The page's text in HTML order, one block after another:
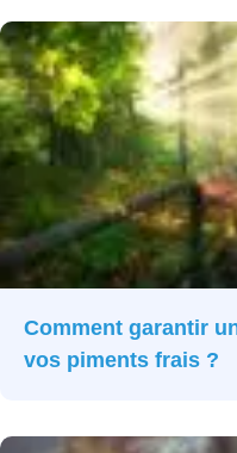
Comment garantir
vos piments frais ?